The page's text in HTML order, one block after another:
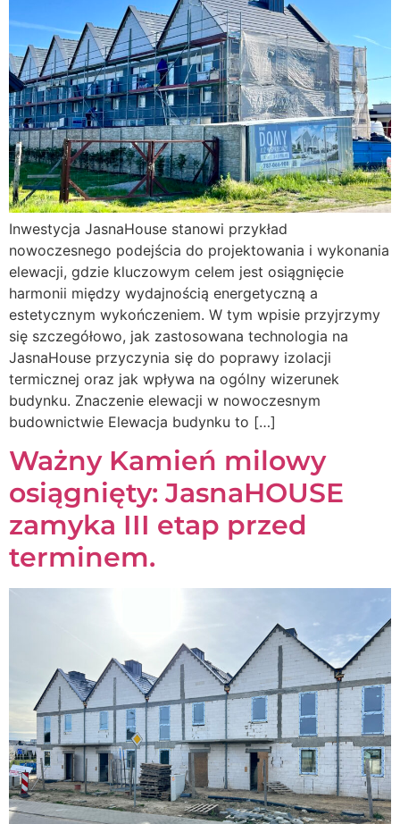
Inwestycja JasnaHouse stanowi przykład
nowoczesnego podejścia do projektowania i wykonania
elewacji, gdzie kluczowym celem jest osiągnięcie
harmonii między wydajnością energetyczną a
estetycznym wykończeniem. W tym wpisie przyjrzymy
się szczegółowo, jak zastosowana technologia na
JasnaHouse przyczynia się do poprawy izolacji
termicznej oraz jak wpływa na ogólny wizerunek
budynku. Znaczenie elewacji w nowoczesnym
budownictwie Elewacja budynku to […]
Ważny Kamień milowy
osiągnięty: JasnaHOUSE
zamyka III etap przed
terminem.